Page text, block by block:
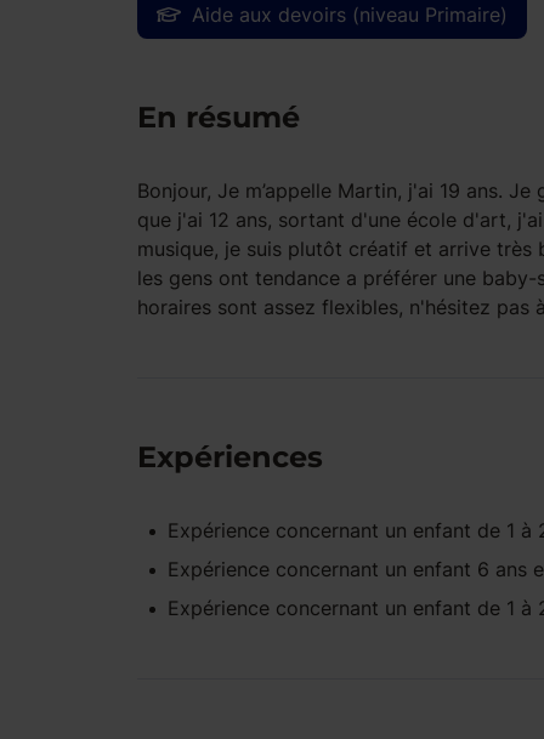
Aide aux devoirs (niveau Primaire)
En résumé
Bonjour, Je m’appelle Martin, j'ai 19 ans.
que j'ai 12 ans, sortant d'une école d'art,
musique, je suis plutôt créatif et arrive très
les gens ont tendance a préférer une
horaires sont assez flexibles, n'hésitez pas
Expériences
Expérience concernant un enfant de 1 à
Expérience concernant un enfant 6 ans
Expérience concernant un enfant de 1 à